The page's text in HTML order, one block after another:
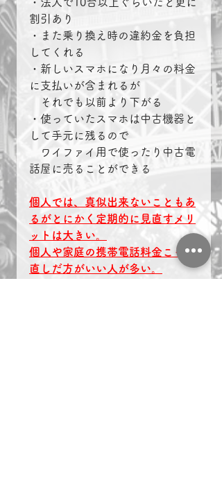
割引あり
・また乗り換え時の違約金を負担
してくれる
・新しいスマホになり月々の料金
に支払いが含まれるが
それでも以前より下がる
・使っていたスマホは中古機器と
して手元に残るので
ワイファイ用で使ったり中古電
話屋に売ることができる
個人では、真似出来ないこともあ
るがとにかく定期的に見直すメリ
ットは大きい。
個人や家庭の携帯電話料金こそ見
直しだ方がいい人が多い。